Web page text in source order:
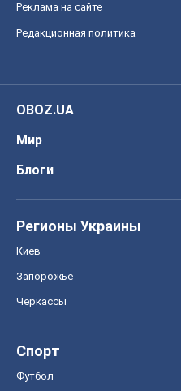
Реклама на сайте
Редакционная политика
OBOZ.UA
Мир
Блоги
Регионы Украины
Киев
Запорожье
Черкассы
Спорт
Футбол